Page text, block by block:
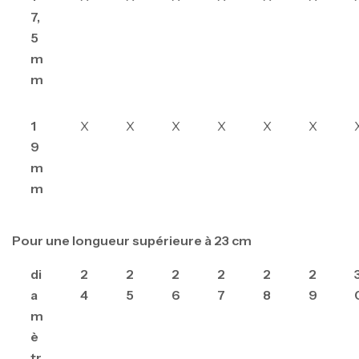
7,
5
m
m
1
9
m
m
X X X X X X
Pour une longueur supérieure à 23 cm
di
a
m
è
2
4
2
5
2
6
2
7
2
8
2
9